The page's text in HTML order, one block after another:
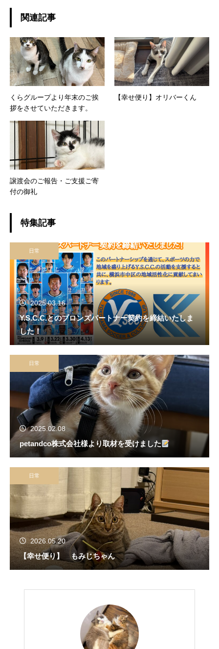
関連記事
くらグループより年末のご挨
拶をさせていただきます。
【幸せ便り】オリバーくん
譲渡会のご報告・ご支援ご寄
付の御礼
特集記事
日常
2025.03.16
Y.S.C.C.とのブロンズパートナー契約を締結いたしま
した！
日常
2025.02.08
petandco株式会社様より取材を受けました
日常
2026.05.20
【幸せ便り】 もみじちゃん